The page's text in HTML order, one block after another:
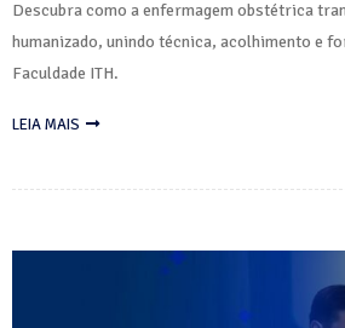
Descubra como a enfermagem obstétrica
humanizado, unindo técnica, acolhimento e
Faculdade ITH.
LEIA MAIS